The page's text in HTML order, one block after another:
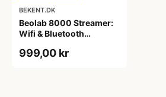
BEKENT.DK
Beolab 8000 Streamer:
Wifi & Bluetooth
999,00 kr